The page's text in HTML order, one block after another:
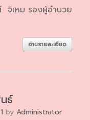
เหม รองผู้อำนวย
อ่านรายละเอียด
ธ์
by Administrator